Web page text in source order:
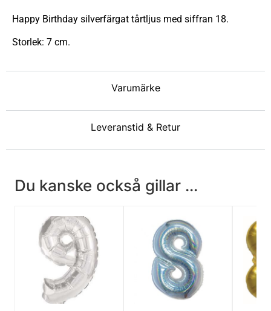
Varumärke
Leveranstid & Retur
Happy Birthday silverfärgat tårtljus med siffran 18.
Storlek: 7 cm.
Du kanske också gillar ...